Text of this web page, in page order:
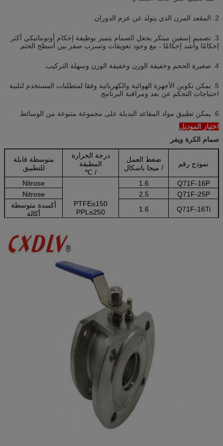
2. المقعد المرن الذي يتولد عن عزم الدوران.
3. تصميم إسفين مبتكر يجعل الصمام يتميز بوظيفة إحكام أوتوماتيكي أكثر
إحكامًا وأشد إحكامًا ، مع وجود تعويقات وتسرب صفر بين أسطح الختم.
4. صغيرة الحجم وخفيفة الوزن وخفيفة الوزن وسهلة التركيب.
5. يمكن تكوين الأجهزة الهوائية والكهربائية وفقا لمتطلبات المستخدم لتلبية
احتياجات التحكم عن بعد ومراقبة البرنامج.
6. يمكن تطبيق مواد المقاعد البديلة على مجموعة متنوعة من الوسائط.
اختيار الموديل
صمام الكرة ويفر
نموذج رقم
ضغط العمل
/ ميجا باسكال
درجة الحرارة
المطبقة
/ ℃
متوسطة قابلة
للتطبيق
Q71F-16P
1.6
PTFE≤150
PPL≤250
Nitrose
Q71F-25P
2.5
Nitrose
Q71F-16Ti
1.6
أكسدة متوسطة
أكالة